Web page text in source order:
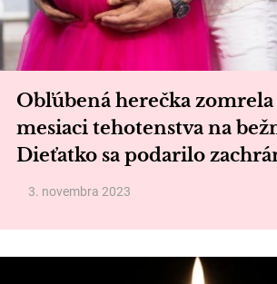
Obľúbená herečka
mesiaci tehotenstva na
Dieťatko sa podarilo
3. novembra 2023